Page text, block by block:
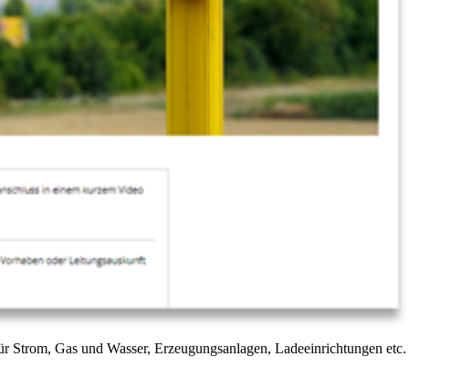
Gas und Wasser, Erzeugungsanlagen, Ladeeinrichtungen etc.